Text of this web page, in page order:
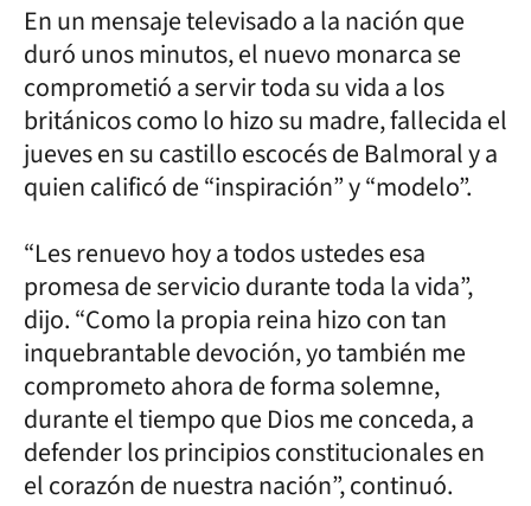
En un mensaje televisado a la nación que
duró unos minutos, el nuevo monarca se
comprometió a servir toda su vida a los
británicos como lo hizo su madre, fallecida el
jueves en su castillo escocés de Balmoral y a
quien calificó de “inspiración” y “modelo”.
“Les renuevo hoy a todos ustedes esa
promesa de servicio durante toda la vida”,
dijo. “Como la propia reina hizo con tan
inquebrantable devoción, yo también me
comprometo ahora de forma solemne,
durante el tiempo que Dios me conceda, a
defender los principios constitucionales en
el corazón de nuestra nación”, continuó.